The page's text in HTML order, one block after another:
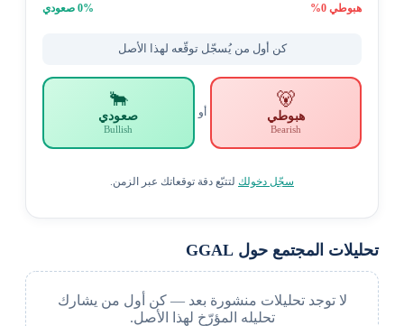
هبوطي0
%
0% صعودي
كن أول من يُسجّل توقّعه لهذا الأصل
🐻
هبوطي
Bearish
أو
🐂
صعودي
Bullish
سجّل دخولكلتتبّع دقة توقعاتك عبر الزمن.
تحليلات المجتمع حول GGAL
لا توجد تحليلات منشورة بعد — كن أول من يشارك
تحليله المؤرّخ لهذا الأصل.